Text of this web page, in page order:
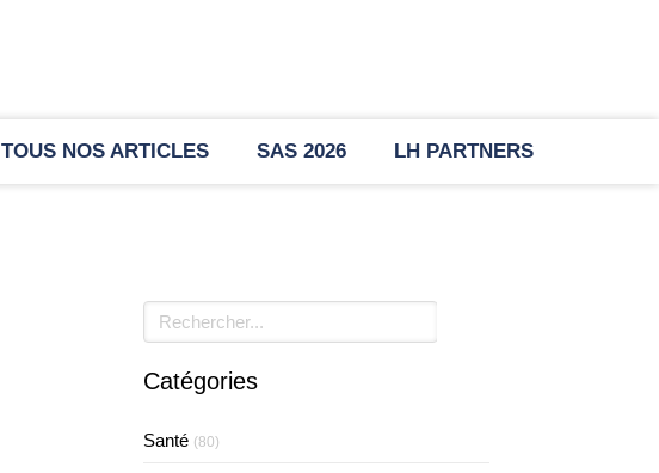
TOUS NOS ARTICLES SAS 2026 LH PARTNERS
Rechercher
Catégories
Santé (80)